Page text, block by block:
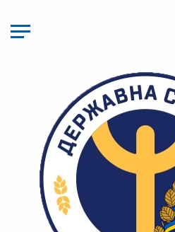
основного
матеріалу